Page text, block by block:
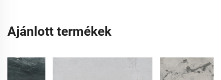
Ajánlott termékek